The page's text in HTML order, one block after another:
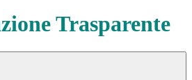
Trasparente